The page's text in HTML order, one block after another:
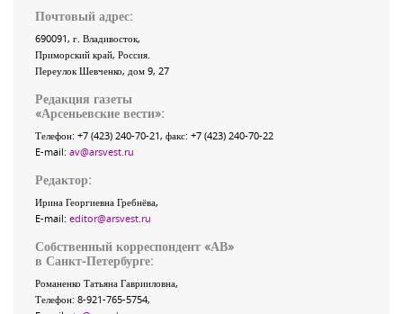
Почтовый адрес:
690091, г. Владивосток,
Приморский край, Россия
Переулок Шевченко, дом 9, 27
Редакция газеты
«Арсеньевские вести»:
Телефон: +7 (423) 240-70-21, факс: +7 (423) 240-70-22
E-mail: av@arsvest.ru
Редактор:
Ирина Георгиевна Гребнёва,
E-mail: editor@arsvest.ru
Собственный корреспондент «АВ»
в Санкт-Петербурге:
Романенко Татьяна Гаврииловна,
Телефон: 8-921-765-5754,